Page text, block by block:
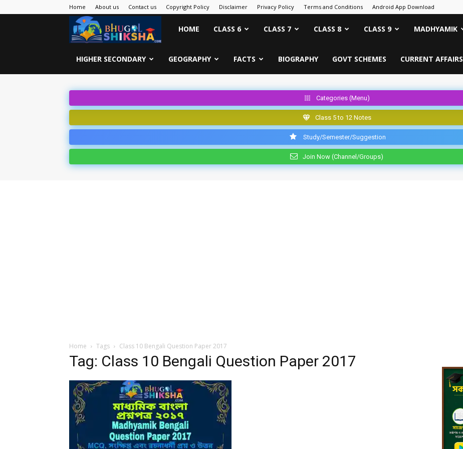
Home About us Contact us Copyright Policy Disclaimer Privacy Policy Terms and Conditions Android App Download
Bhugol
Shiksha
HOME CLASS 6 CLASS 7 CLASS 8 CLASS 9 MADHYAMIK
HIGHER SECONDARY GEOGRAPHY FACTS BIOGRAPHY GOVT SCHEMES CURRENT AFFAIRS
Categories (Menu)
Class 5 to 12 Notes
Study/Semester/Suggestion
Join Now (Channel/Groups)
Home Tags Class 10 Bengali Question Paper 2017
Tag: Class 10 Bengali Question Paper 2017